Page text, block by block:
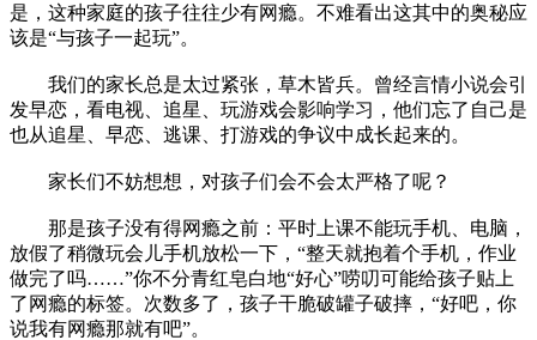
是，这种家庭的孩子往往少有网瘾。不难看出这其中的奥秘应
该是“与孩子一起玩”。
我们的家长总是太过紧张，草木皆兵。曾经言情小说会引
发早恋，看电视、追星、玩游戏会影响学习，他们忘了自己是
也从追星、早恋、逃课、打游戏的争议中成长起来的。
家长们不妨想想，对孩子们会不会太严格了呢？
那是孩子没有得网瘾之前：平时上课不能玩手机、电脑，
放假了稍微玩会儿手机放松一下，“整天就抱着个手机，作业
做完了吗……”你不分青红皂白地“好心”唠叨可能给孩子贴上
了网瘾的标签。次数多了，孩子干脆破罐子破摔，“好吧，你
说我有网瘾那就有吧”。